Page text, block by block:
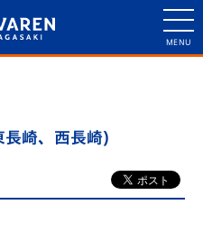
長崎、西長崎)